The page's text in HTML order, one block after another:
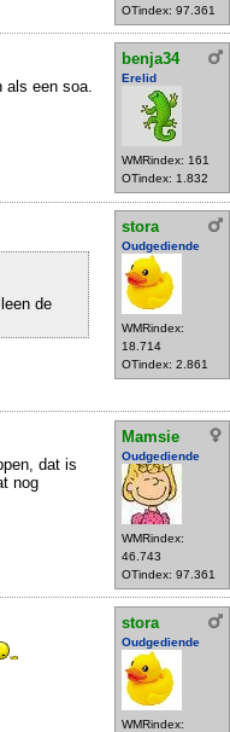
OTindex: 97.361
benja34
Erelid
WMRindex: 161
OTindex: 1.832
een soa.
stora
Oudgediende
WMRindex:
18.714
OTindex: 2.861
de
Mamsie
Oudgediende
WMRindex:
46.743
OTindex: 97.361
dat is
nog
stora
Oudgediende
WMRindex: